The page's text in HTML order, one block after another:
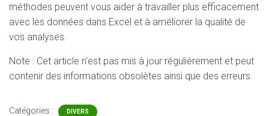
méthodes peuvent vous aider à travailler plus efficacement
avec les données dans Excel et à améliorer la qualité de
vos analyses.
Note : Cet article n'est pas mis à jour régulièrement et peut
contenir des informations obsolètes ainsi que des erreurs.
Catégories : DIVERS